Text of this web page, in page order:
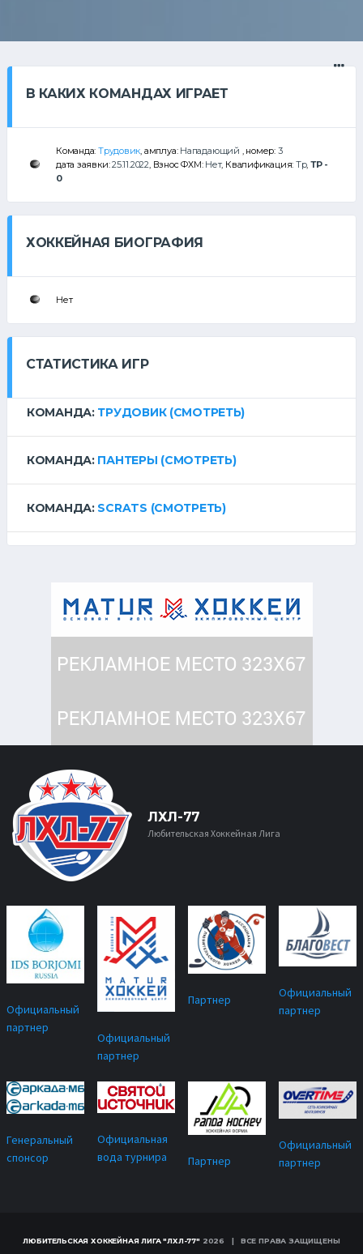
В КАКИХ КОМАНДАХ ИГРАЕТ
Команда:Трудовик, амплуа: Нападающий , номер: 3
дата заявки:25.11.2022, Взнос ФХМ: Нет, Квалификация: Тр,ТР -
0
ХОККЕЙНАЯ БИОГРАФИЯ
Нет
СТАТИСТИКА ИГР
КОМАНДА: ТРУДОВИК (СМОТРЕТЬ)
КОМАНДА: ПАНТЕРЫ (СМОТРЕТЬ)
КОМАНДА: SCRATS (СМОТРЕТЬ)
ЛХЛ-77
Любительская Хоккейная Лига
Официальный
партнер
Официальный
партнер
Партнер
Официальный
партнер
Генеральный
спонсор
Официальная
вода турнира
Партнер
Официальный
партнер
ЛЮБИТЕЛЬСКАЯ ХОККЕЙНАЯ ЛИГА "ЛХЛ-77"2026 | ВСЕ ПРАВА ЗАЩИЩЕНЫ